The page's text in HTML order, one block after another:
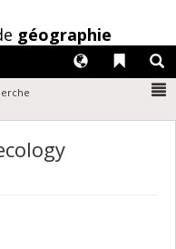
géographie
Liens
Langues